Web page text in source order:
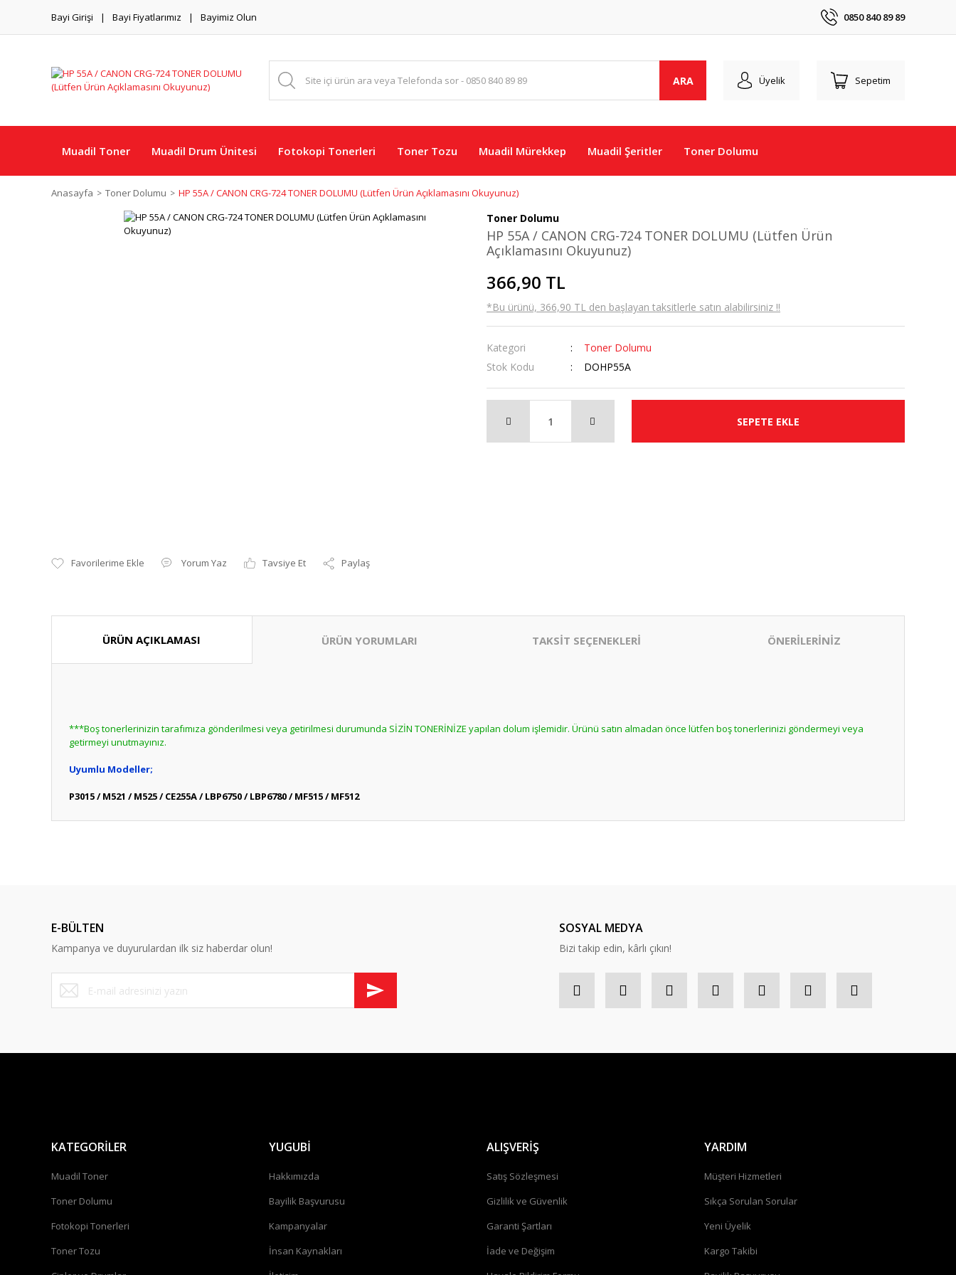
Bayi Girişi Bayi Fiyatlarımız Bayimiz Olun 0850 840 89 89
ARA Üyelik Sepetim
Muadil Toner Muadil Drum Ünitesi Fotokopi Tonerleri Toner Tozu Muadil Mürekkep Muadil Şeritler Toner Dolumu
Anasayfa Toner Dolumu HP 55A / CANON CRG-724 TONER DOLUMU (Lütfen Ürün Açıklamasını Okuyunuz)
Yorum Yaz Tavsiye Et Paylaş
Toner Dolumu
HP 55A / CANON CRG-724 TONER DOLUMU (Lütfen Ürün
Açıklamasını Okuyunuz)
366,90 TL
*Bu ürünü, 366,90 TL den başlayan taksitlerle satın alabilirsiniz !!
Kategori
Toner Dolumu
Stok Kodu
DOHP55A
SEPETE EKLE
ÜRÜN AÇIKLAMASI ÜRÜN YORUMLARI TAKSİT SEÇENEKLERİ ÖNERİLERİNİZ
***Boş tonerlerinizin tarafımıza gönderilmesi veya getirilmesi durumunda SİZİN TONERİNİZE yapılan dolum işlemidir. Ürünü satın almadan önce lütfen boş tonerlerinizi göndermeyi veya
getirmeyi unutmayınız.
Uyumlu Modeller;
P3015 / M521 / M525 / CE255A / LBP6750 / LBP6780 / MF515 / MF512
Ürün bilgilerinde hatalar bulunuyor.
Ürün fiyatı diğer sitelerden daha pahalı.
Bu ürüne benzer farklı alternatifler olmalı.
E-BÜLTEN
Kampanya ve duyurulardan ilk siz haberdar olun!
SOSYAL MEDYA
Bizi takip edin, kârlı çıkın!
KATEGORİLER
Muadil Toner
Toner Dolumu
Fotokopi Tonerleri
Toner Tozu
YUGUBİ
Hakkımızda
Bayilik Başvurusu
Kampanyalar
İnsan Kaynakları
ALIŞVERİŞ
Satış Sözleşmesi
Gizlilik ve Güvenlik
Garanti Şartları
İade ve Değişim
YARDIM
Müşteri Hizmetleri
Sıkça Sorulan Sorular
Yeni Üyelik
Kargo Takibi